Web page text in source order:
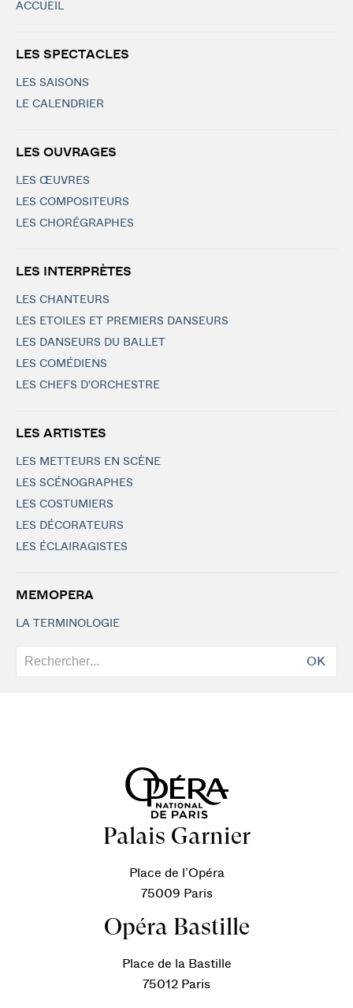
ACCUEIL
LES SPECTACLES
LES SAISONS
LE CALENDRIER
LES OUVRAGES
LES ŒUVRES
LES COMPOSITEURS
LES CHORÉGRAPHES
LES INTERPRÈTES
LES CHANTEURS
LES ETOILES ET PREMIERS DANSEURS
LES DANSEURS DU BALLET
LES COMÉDIENS
LES CHEFS D'ORCHESTRE
LES ARTISTES
LES METTEURS EN SCÈNE
LES SCÉNOGRAPHES
LES COSTUMIERS
LES DÉCORATEURS
LES ÉCLAIRAGISTES
MEMOPERA
LA TERMINOLOGIE
OK
Palais Garnier
Place de l’Opéra
75009 Paris
Opéra Bastille
Place de la Bastille
75012 Paris